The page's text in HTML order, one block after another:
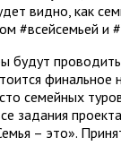
видно, как
#всейсемьей и
будут
семейных
задания
– это».